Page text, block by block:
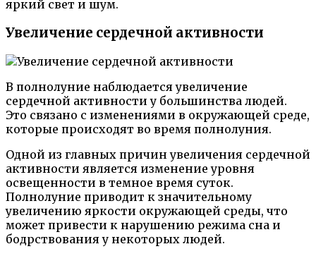
яркий свет и шум.
Увеличение сердечной активности
В полнолуние наблюдается увеличение
сердечной активности у большинства людей.
Это связано с изменениями в окружающей среде,
которые происходят во время полнолуния.
Одной из главных причин увеличения сердечной
активности является изменение уровня
освещенности в темное время суток.
Полнолуние приводит к значительному
увеличению яркости окружающей среды, что
может привести к нарушению режима сна и
бодрствования у некоторых людей.